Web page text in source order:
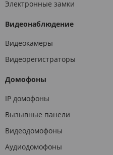
Электронные замки
Видеонаблюдение
Видеокамеры
Видеорегистраторы
Домофоны
IP домофоны
Вызывные панели
Видеодомофоны
Аудиодомофоны